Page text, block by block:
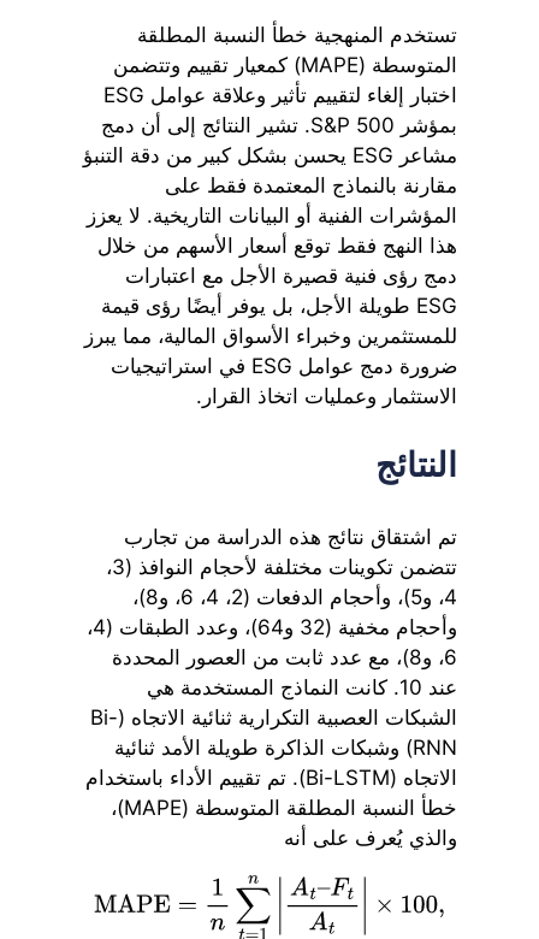
تستخدم المنهجية خطأ النسبة المطلقة
المتوسطة (MAPE) كمعيار تقييم وتتضمن
اختبار إلغاء لتقييم تأثير وعلاقة عوامل ESG
بمؤشر S&P 500. تشير النتائج إلى أن دمج
مشاعر ESG يحسن بشكل كبير من دقة التنبؤ
مقارنة بالنماذج المعتمدة فقط على
المؤشرات الفنية أو البيانات التاريخية. لا يعزز
هذا النهج فقط توقع أسعار الأسهم من خلال
دمج رؤى فنية قصيرة الأجل مع اعتبارات
ESG طويلة الأجل، بل يوفر أيضًا رؤى قيمة
للمستثمرين وخبراء الأسواق المالية، مما يبرز
ضرورة دمج عوامل ESG في استراتيجيات
الاستثمار وعمليات اتخاذ القرار.
النتائج
تم اشتقاق نتائج هذه الدراسة من تجارب
تتضمن تكوينات مختلفة لأحجام النوافذ (3،
4، و5)، وأحجام الدفعات (2، 4، 6، و8)،
وأحجام مخفية (32 و64)، وعدد الطبقات (4،
6، و8)، مع عدد ثابت من العصور المحددة
عند 10. كانت النماذج المستخدمة هي
الشبكات العصبية التكرارية ثنائية الاتجاه (Bi-
RNN) وشبكات الذاكرة طويلة الأمد ثنائية
الاتجاه (Bi-LSTM). تم تقييم الأداء باستخدام
خطأ النسبة المطلقة المتوسطة (MAPE)،
والذي يُعرف على أنه
MAPE n∑ t=1n At–FtAt| 100